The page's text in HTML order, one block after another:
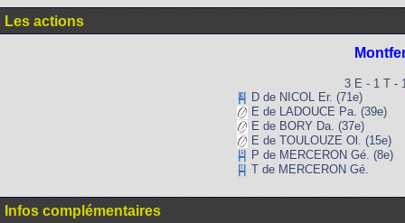
Les actions
3 E - 1 T -
D de NICOL Er. (71e)
E de LADOUCE Pa. (39e)
E de BORY Da. (37e)
E de TOULOUZE Ol. (15e)
P de MERCERON Gé. (8e)
T de MERCERON Gé.
Infos complémentaires